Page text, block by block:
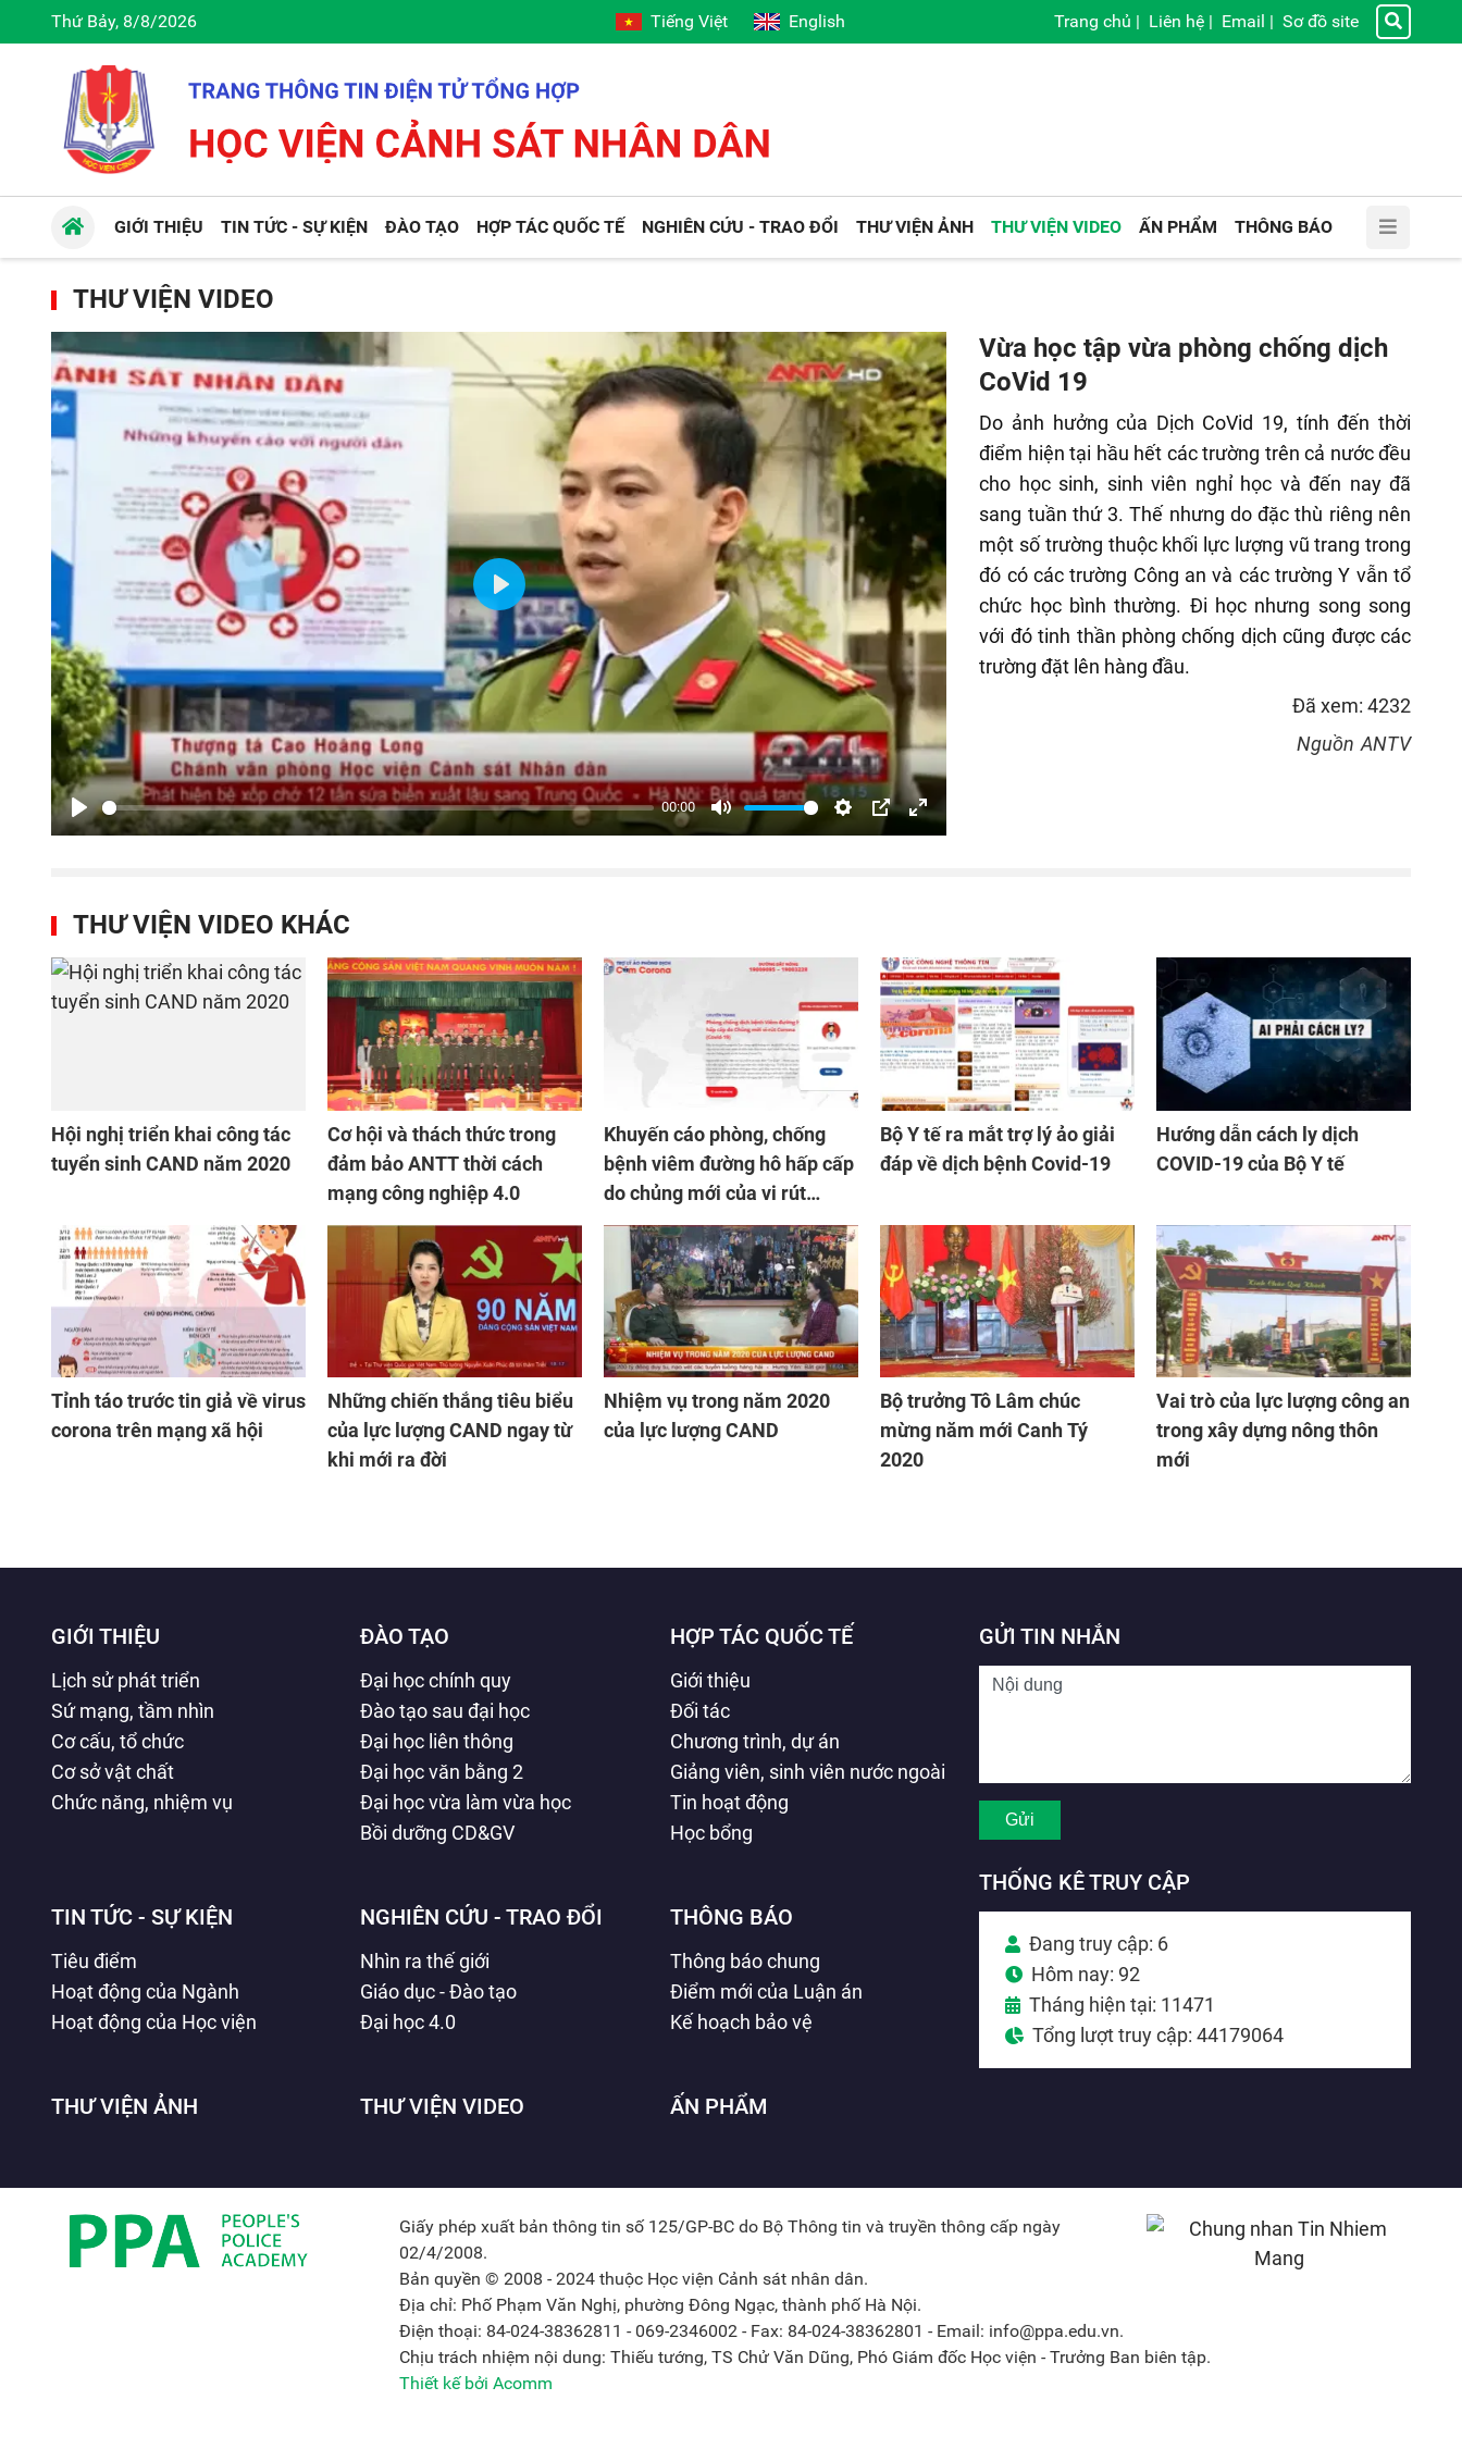
Thứ Bảy, 8/8/2026 Tiếng Việt English Trang chủ | Liên hệ | Email | Sơ đồ site
GIỚI THIỆU TIN TỨC - SỰ KIỆN ĐÀO TẠO HỢP TÁC QUỐC TẾ NGHIÊN CỨU - TRAO ĐỔI THƯ VIỆN ẢNH THƯ VIỆN VIDEO ẤN PHẨM THÔNG BÁO
THƯ VIỆN VIDEO
Play
00:00
Mute Settings
PIP Enter
Play
Vừa học tập vừa phòng chống dịch
CoVid 19
Do ảnh hưởng của Dịch CoVid 19, tính đến thời
điểm hiện tại hầu hết các trường trên cả nước đều
cho học sinh, sinh viên nghỉ học và đến nay đã
sang tuần thứ 3. Thế nhưng do đặc thù riêng nên
một số trường thuộc khối lực lượng vũ trang trong
đó có các trường Công an và các trường Y vẫn tổ
chức học bình thường. Đi học nhưng song song
với đó tinh thần phòng chống dịch cũng được các
trường đặt lên hàng đầu.
Đã xem: 4232
Nguồn ANTV
THƯ VIỆN VIDEO KHÁC
Hội nghị triển khai công tác
tuyển sinh CAND năm 2020
Cơ hội và thách thức trong
đảm bảo ANTT thời cách
mạng công nghiệp 4.0
Khuyến cáo phòng, chống
bệnh viêm đường hô hấp cấp
do chủng mới của vi rút
CORONA
Bộ Y tế ra mắt trợ lý ảo giải
đáp về dịch bệnh Covid-19
Hướng dẫn cách ly dịch
COVID-19 của Bộ Y tế
Tỉnh táo trước tin giả về virus
corona trên mạng xã hội
Những chiến thắng tiêu biểu
của lực lượng CAND ngay từ
khi mới ra đời
Nhiệm vụ trong năm 2020
của lực lượng CAND
Bộ trưởng Tô Lâm chúc
mừng năm mới Canh Tý
2020
Vai trò của lực lượng công an
trong xây dựng nông thôn
mới
GIỚI THIỆU
Lịch sử phát triển
Sứ mạng, tầm nhìn
Cơ cấu, tổ chức
Cơ sở vật chất
Chức năng, nhiệm vụ
ĐÀO TẠO
Đại học chính quy
Đào tạo sau đại học
Đại học liên thông
Đại học văn bằng 2
Đại học vừa làm vừa học
Bồi dưỡng CD&GV
HỢP TÁC QUỐC TẾ
Giới thiệu
Đối tác
Chương trình, dự án
Giảng viên, sinh viên nước ngoài
Tin hoạt động
Học bổng
TIN TỨC - SỰ KIỆN
Tiêu điểm
Hoạt động của Ngành
Hoạt động của Học viện
NGHIÊN CỨU - TRAO ĐỔI
Nhìn ra thế giới
Giáo dục - Đào tạo
Đại học 4.0
THÔNG BÁO
Thông báo chung
Điểm mới của Luận án
Kế hoạch bảo vệ
THƯ VIỆN ẢNH THƯ VIỆN VIDEO ẤN PHẨM
GỬI TIN NHẮN
THỐNG KÊ TRUY CẬP
Đang truy cập: 6
Hôm nay: 92
Tháng hiện tại: 11471
Tổng lượt truy cập: 44179064
Giấy phép xuất bản thông tin số 125/GP-BC do Bộ Thông tin và truyền thông cấp ngày
02/4/2008.
Bản quyền © 2008 - 2024 thuộc Học viện Cảnh sát nhân dân.
Địa chỉ: Phố Phạm Văn Nghị, phường Đông Ngạc, thành phố Hà Nội.
Điện thoại: 84-024-38362811 - 069-2346002 - Fax: 84-024-38362801 - Email: info@ppa.edu.vn.
Chịu trách nhiệm nội dung: Thiếu tướng, TS Chử Văn Dũng, Phó Giám đốc Học viện - Trưởng Ban biên tập.
Thiết kế bởi Acomm